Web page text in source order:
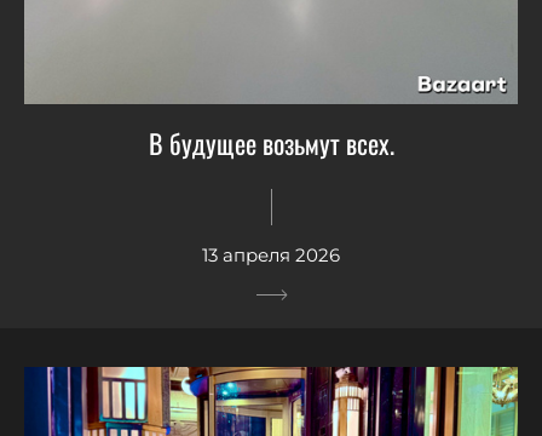
В будущее возьмут всех.
13 апреля 2026